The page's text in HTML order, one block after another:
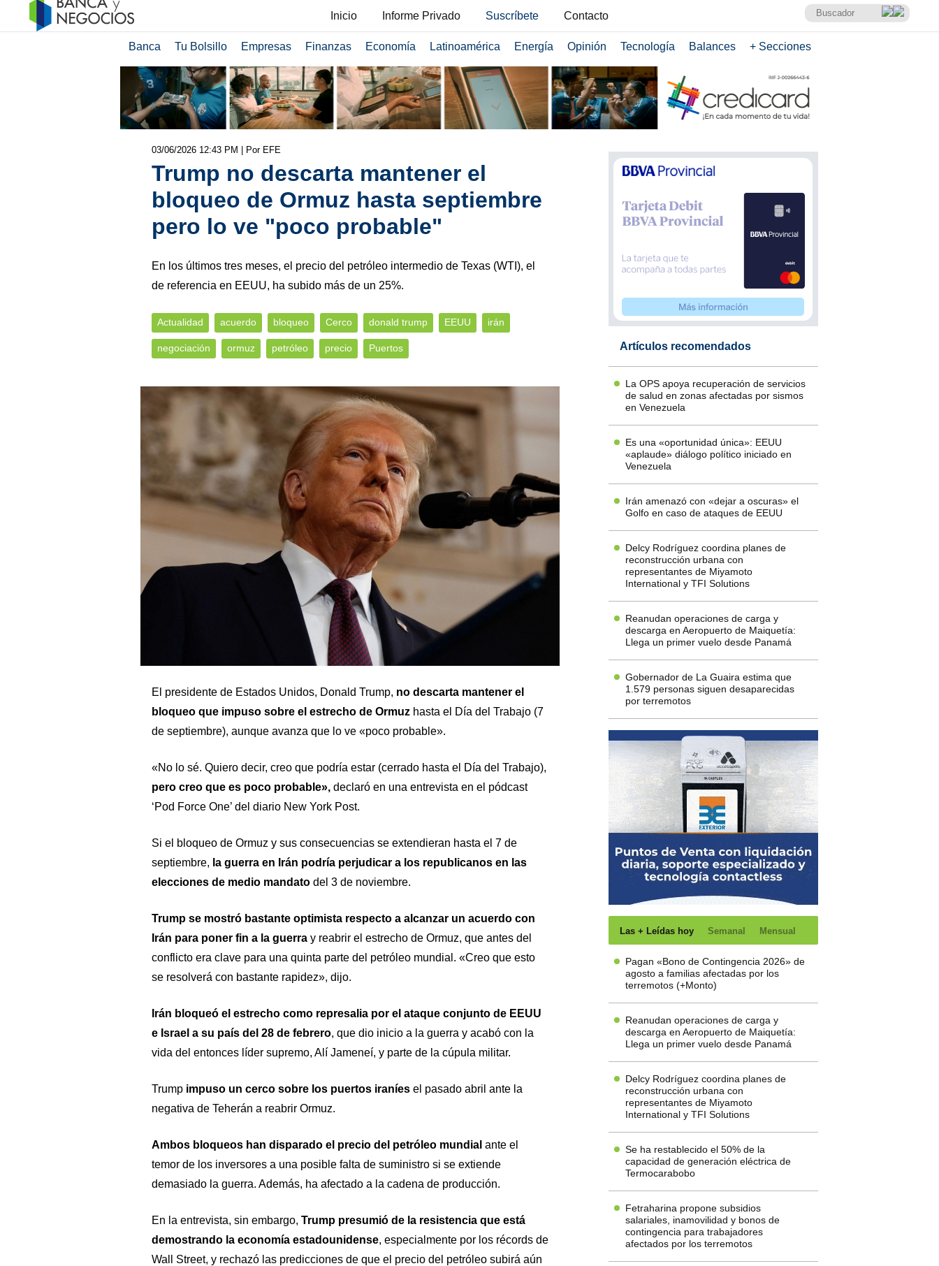
Inicio Informe Privado Suscríbete Contacto
Banca Tu Bolsillo Empresas Finanzas Economía Latinoamérica Energía Opinión Tecnología Balances + Secciones
03/06/2026 12:43 PM | Por EFE
Trump no descarta mantener el
bloqueo de Ormuz hasta septiembre
pero lo ve "poco probable"
En los últimos tres meses, el precio del petróleo intermedio de Texas (WTI), el
de referencia en EEUU, ha subido más de un 25%.
Actualidad acuerdo bloqueo Cerco donald trump EEUU irán
negociación ormuz petróleo precio Puertos
El presidente de Estados Unidos, Donald Trump, no descarta mantener el
bloqueo que impuso sobre el estrecho de Ormuzhasta el Día del Trabajo (7
de septiembre), aunque avanza que lo ve «poco probable».
«No lo sé. Quiero decir, creo que podría estar (cerrado hasta el Día del Trabajo),
pero creo que es poco probable»,declaró en una entrevista en el pódcast
‘Pod Force One’ del diario New York Post.
Si el bloqueo de Ormuz y sus consecuencias se extendieran hasta el 7 de
septiembre, la guerra en Irán podría perjudicar a los republicanos en las
elecciones de medio mandatodel 3 de noviembre.
Trump se mostró bastante optimista respecto a alcanzar un acuerdo con
Irán para poner fin a la guerray reabrir el estrecho de Ormuz, que antes del
conflicto era clave para una quinta parte del petróleo mundial. «Creo que esto
se resolverá con bastante rapidez», dijo.
Irán bloqueó el estrecho como represalia por el ataque conjunto de EEUU
e Israel a su país del 28 de febrero, que dio inicio a la guerra y acabó con la
vida del entonces líder supremo, Alí Jameneí, y parte de la cúpula militar.
Trump impuso un cerco sobre los puertos iraníesel pasado abril ante la
negativa de Teherán a reabrir Ormuz.
Ambos bloqueos han disparado el precio del petróleo mundial ante el
temor de los inversores a una posible falta de suministro si se extiende
demasiado la guerra. Además, ha afectado a la cadena de producción.
En la entrevista, sin embargo, Trump presumió de la resistencia que está
demostrando la economía estadounidense, especialmente por los récords de
Wall Street, y rechazó las predicciones de que el precio del petróleo subirá aún
Artículos recomendados
La OPS apoya recuperación de servicios
de salud en zonas afectadas por sismos
en Venezuela
Es una «oportunidad única»: EEUU
«aplaude» diálogo político iniciado en
Venezuela
Irán amenazó con «dejar a oscuras» el
Golfo en caso de ataques de EEUU
Delcy Rodríguez coordina planes de
reconstrucción urbana con
representantes de Miyamoto
International y TFI Solutions
Reanudan operaciones de carga y
descarga en Aeropuerto de Maiquetía:
Llega un primer vuelo desde Panamá
Gobernador de La Guaira estima que
1.579 personas siguen desaparecidas
por terremotos
Las + Leídas hoy Semanal Mensual
Pagan «Bono de Contingencia 2026» de
agosto a familias afectadas por los
terremotos (+Monto)
Reanudan operaciones de carga y
descarga en Aeropuerto de Maiquetía:
Llega un primer vuelo desde Panamá
Delcy Rodríguez coordina planes de
reconstrucción urbana con
representantes de Miyamoto
International y TFI Solutions
Se ha restablecido el 50% de la
capacidad de generación eléctrica de
Termocarabobo
Fetraharina propone subsidios
salariales, inamovilidad y bonos de
contingencia para trabajadores
afectados por los terremotos